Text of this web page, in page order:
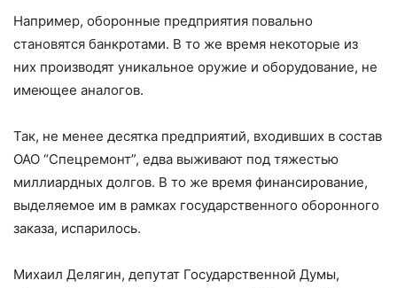
Например, оборонные предприятия повально
становятся банкротами. В то же время некоторые из
них производят уникальное оружие и оборудование, не
имеющее аналогов.
Так, не менее десятка предприятий, входивших в состав
ОАО “Спецремонт”, едва выживают под тяжестью
миллиардных долгов. В то же время финансирование,
выделяемое им в рамках государственного оборонного
заказа, испарилось.
Михаил Делягин, депутат Государственной Думы,